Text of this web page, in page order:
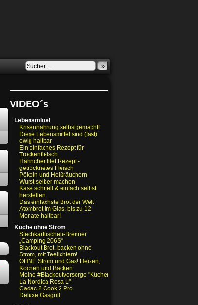
»
VIDEO´s
Lebensmittel
Krisennahrung selbstgemacht!
Diese Lebensmittel sind (fast)
ewig haltbar
Ein einfaches Rezept für
Trockenfleisch
Hähnchenfilet Rezept -
getrocknetes Fleisch
Pökeln und Heißräuchern
Wurst selber machen
Käse schnell & einfach selbst
herstellen
Das einfachste Brot der Welt
Atombrot im Glas, bis zu 12
Monate haltbar!
Küche ohne Strom
Stechkartuschen-Brenner
„Camping 206S“
Blackout Brot, backen ohne
Strom, mit Teelichtern!
OHNE Strom und Gas! Heizen,
Kochen und Backen
Meine #Blackoutvorsorge "Küchenofen
La Nordica Rosa L"
Cadac 2 Cook 2 Pro
Deluxe Gasgrill